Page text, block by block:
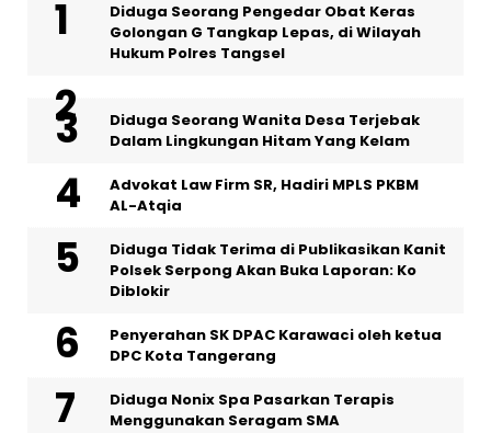
‎Diduga Seorang Pengedar Obat Keras
Golongan G Tangkap Lepas, di Wilayah
Hukum Polres Tangsel
‎Diduga Seorang Wanita Desa Terjebak
Dalam Lingkungan Hitam Yang Kelam
Advokat Law Firm SR, Hadiri MPLS PKBM
AL-Atqia
Diduga Tidak Terima di Publikasikan Kanit
Polsek Serpong Akan Buka Laporan: Ko
Diblokir
Penyerahan SK DPAC Karawaci oleh ketua
DPC Kota Tangerang
‎Diduga Nonix Spa Pasarkan Terapis
Menggunakan Seragam SMA